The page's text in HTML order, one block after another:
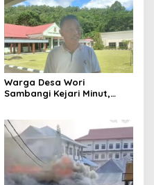
Warga Desa Wori
Sambangi Kejari Minut,
Dana Desa